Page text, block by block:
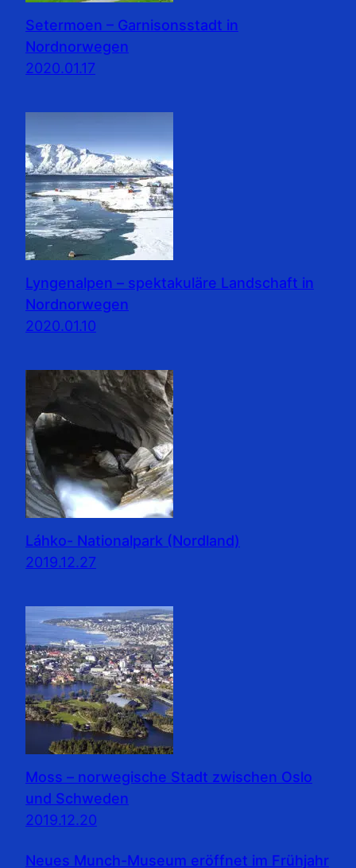
Setermoen – Garnisonsstadt in
Nordnorwegen
2020.01.17
Lyngenalpen – spektakuläre Landschaft in
Nordnorwegen
2020.01.10
Láhko- Nationalpark (Nordland)
2019.12.27
Moss – norwegische Stadt zwischen Oslo
und Schweden
2019.12.20
Neues Munch-Museum eröffnet im Frühjahr